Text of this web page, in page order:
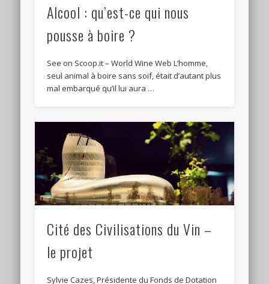
Alcool : qu’est-ce qui nous
pousse à boire ?
See on Scoop.it – World Wine Web L’homme,
seul animal à boire sans soif, était d’autant plus
mal embarqué qu’il lui aura …
Cité des Civilisations du Vin –
le projet
Sylvie Cazes, Présidente du Fonds de Dotation